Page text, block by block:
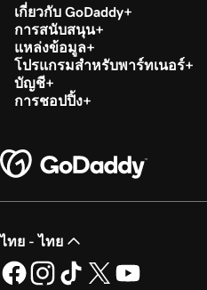
เกี่ยวกับ GoDaddy
การสนับสนุน
แหล่งข้อมูล
โปรแกรมสำหรับพาร์ทเนอร์
บัญชี
การชอปปิ้ง
ไทย - ไทย